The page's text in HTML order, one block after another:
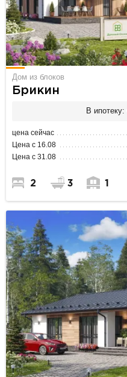
Дом из блоков
Брикин
В ипотеку:
цена сейчас
Цена с 16.08
Цена с 31.08
2 3 1